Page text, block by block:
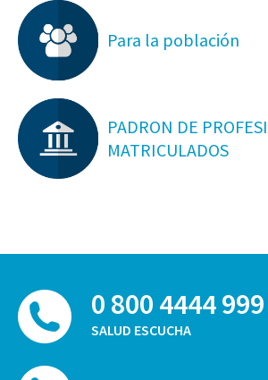
Para la población
PADRON DE
MATRICULADOS
0 800 4444 999
SALUD ESCUCHA